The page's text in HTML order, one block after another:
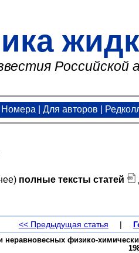
Российской
Номера Для авторов
полные тексты статей
<< Предыдущая статья |
неравновесных физико-